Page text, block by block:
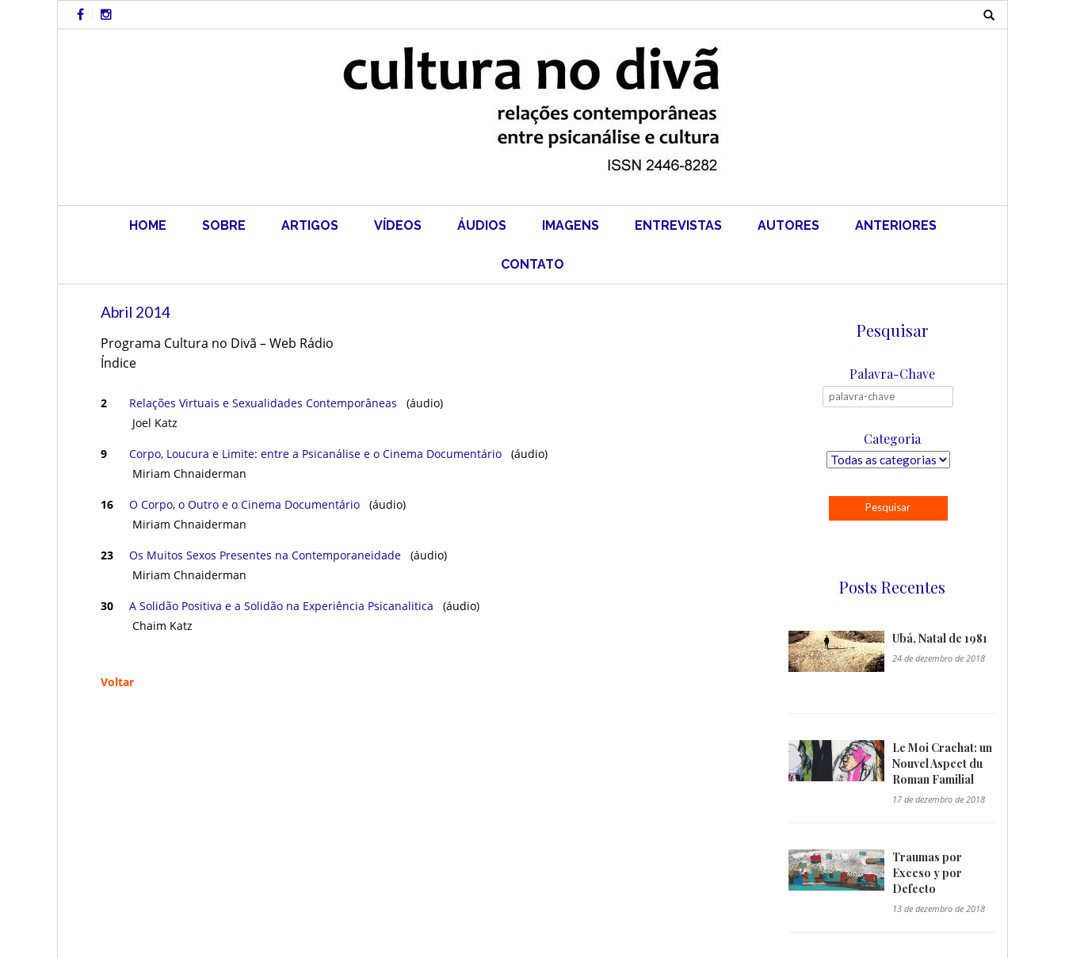
Skip
to
Search
for:
HOME SOBRE ARTIGOS VÍDEOS ÁUDIOS IMAGENS ENTREVISTAS AUTORES ANTERIORES
CONTATO
Abril 2014
Programa Cultura no Divã – Web Rádio
Índice
2
Relações Virtuais e Sexualidades Contemporâneas (áudio)
Joel Katz
9 Corpo, Loucura e Limite: entre a Psicanálise e o Cinema Documentário (áudio)
Miriam Chnaiderman
16 O Corpo, o Outro e o Cinema Documentário (áudio)
Miriam Chnaiderman
23 Os Muitos Sexos Presentes na Contemporaneidade (áudio)
Miriam Chnaiderman
30 A Solidão Positiva e a Solidão na Experiência Psicanalitica (áudio)
Chaim Katz
Voltar
Pesquisar
Palavra-Chave
Categoria
Posts Recentes
"/>
Ubá, Natal de 1981
24 de dezembro de 2018
"/>
Le Moi Crachat: un
Nouvel Aspect du
Roman Familial
17 de dezembro de 2018
"/>
Traumas por
Exceso y por
Defecto
13 de dezembro de 2018